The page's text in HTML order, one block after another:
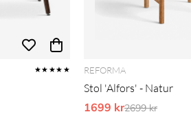
★★★★★ REFORMA
Stol 'Alfors' - Natur
1699 krOrdinarie pris:
2699 kr